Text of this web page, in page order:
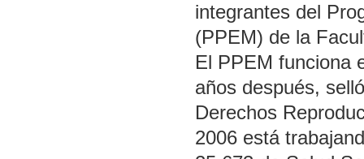
integrantes del
(PPEM) de la
El PPEM funciona
años después,
Derechos
2006 está